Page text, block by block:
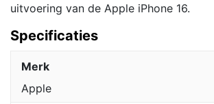
uitvoering van de Apple iPhone 16.
Specificaties
Merk
Apple